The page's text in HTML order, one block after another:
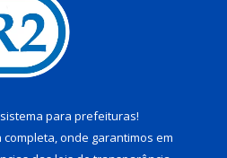
sistema para prefeituras!
completa, onde garantimos em